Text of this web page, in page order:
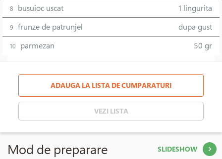
8 busuioc uscat 1 lingurita
9 frunze de patrunjel dupa gust
10 parmezan 50 gr
ADAUGA LA LISTA DE CUMPARATURI
VEZI LISTA
Mod de preparare SLIDESHOW